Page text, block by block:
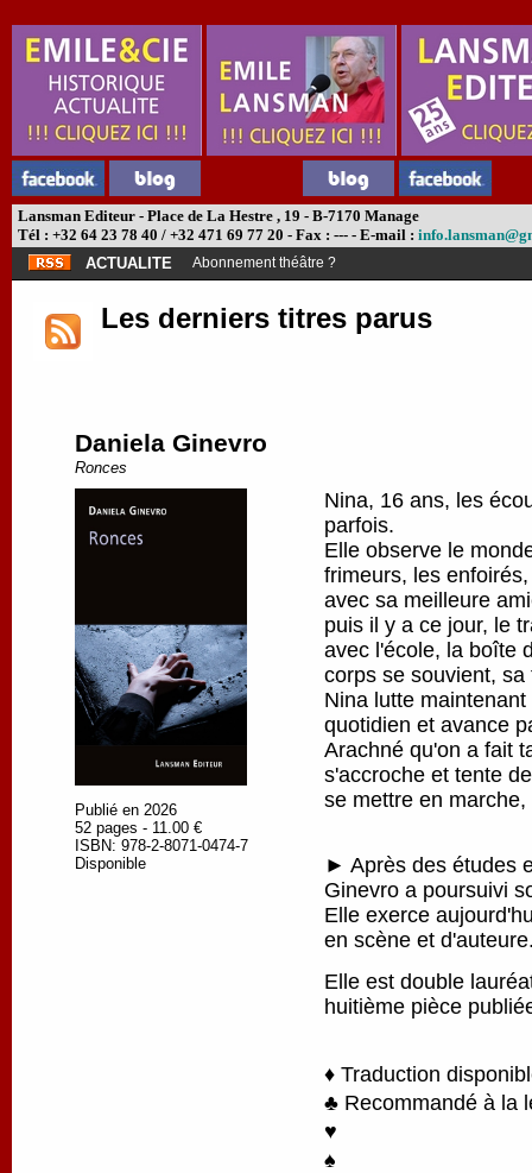
Lansman Editeur - Place de La Hestre , 19 - B-7170 Manage
Tél : +32 64 23 78 40 / +32 471 69 77 20 - Fax : --- - E-mail :
ACTUALITE
Abonnement théâtre ?
Les derniers titres parus
Daniela Ginevro
Ronces
Publié en 2026
52 pages - 11.00 €
ISBN: 978-2-8071-0474-7
Disponible
Nina, 16 ans, les
parfois.
Elle observe le
frimeurs, les
avec sa meilleure
puis il y a ce jour, le
avec l'école, la boîte
corps se souvient,
Nina lutte
quotidien et avance
Arachné qu'on a fait
s'accroche et tente
se mettre en
► Après des études
Ginevro a poursuivi
Elle exerce
en scène et
Elle est double
huitième pièce
♦ Traduction
♣ Recommandé à la
♥
♠